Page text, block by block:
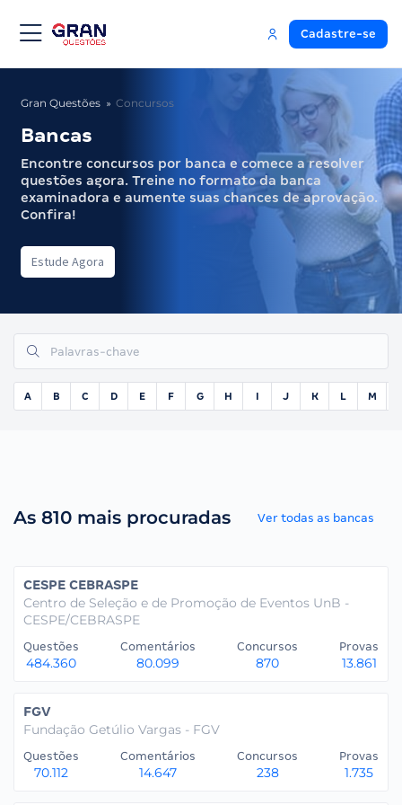
Cadastre-se
Gran Questões Concursos
Bancas
Encontre concursos por banca e comece a resolver
questões agora. Treine no formato da banca
examinadora e aumente suas chances de aprovação.
Confira!
Estude Agora
A B C D E F G H I J K L M
As 810 mais procuradas Ver todas as bancas
CESPE CEBRASPE
Centro de Seleção e de Promoção de Eventos UnB -
CESPE/CEBRASPE
Questões
484.360
Comentários
80.099
Concursos
870
Provas
13.861
FGV
Fundação Getúlio Vargas - FGV
Questões
70.112
Comentários
14.647
Concursos
238
Provas
1.735